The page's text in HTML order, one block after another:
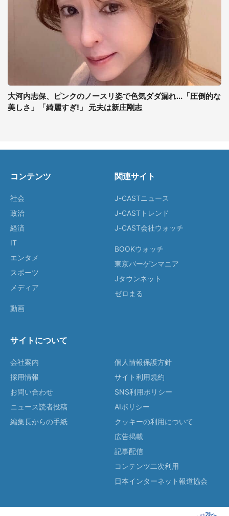
大河内志保、ピンクのノースリ姿で色気ダダ漏れ...「圧倒的な
美しさ」「綺麗すぎ!」 元夫は新庄剛志
コンテンツ
社会
政治
経済
IT
エンタメ
スポーツ
メディア
動画
関連サイト
J-CASTニュース
J-CASTトレンド
J-CAST会社ウォッチ
BOOKウォッチ
東京バーゲンマニア
Jタウンネット
ゼロまる
サイトについて
会社案内
採用情報
お問い合わせ
ニュース読者投稿
編集長からの手紙
個人情報保護方針
サイト利用規約
SNS利用ポリシー
AIポリシー
クッキーの利用について
広告掲載
記事配信
コンテンツ二次利用
日本インターネット報道協会